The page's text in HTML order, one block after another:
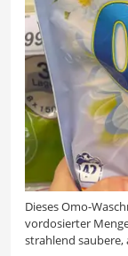
Dieses Omo-
vordosierter
strahlend saubere,